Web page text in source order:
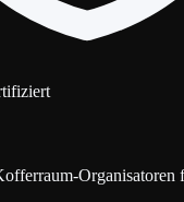
Organisatoren